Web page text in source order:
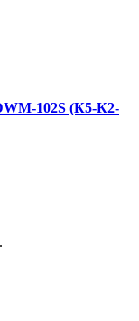
102S (К5-К2-